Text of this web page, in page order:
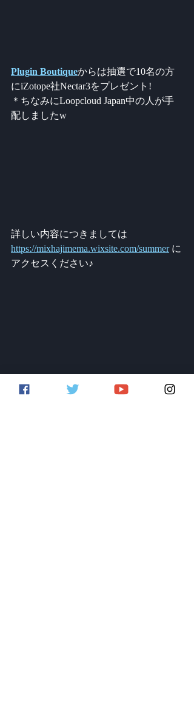
Plugin Boutiqueからは抽選で10名の方
にiZotope社Nectar3をプレゼント!
＊ちなみにLoopcloud Japan中の人が手
配しましたw
詳しい内容につきましては
https://mixhajimema.wixsite.com/summer に
アクセスください♪